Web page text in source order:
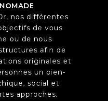
nos différentes
de vous
ou de nous
afin de
originales et
un bien-
social et
approches.